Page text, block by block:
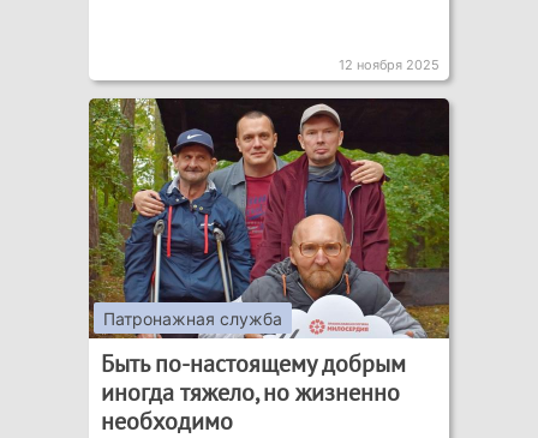
12 ноября 2025
Патронажная служба
Быть по-настоящему добрым
иногда тяжело, но жизненно
необходимо